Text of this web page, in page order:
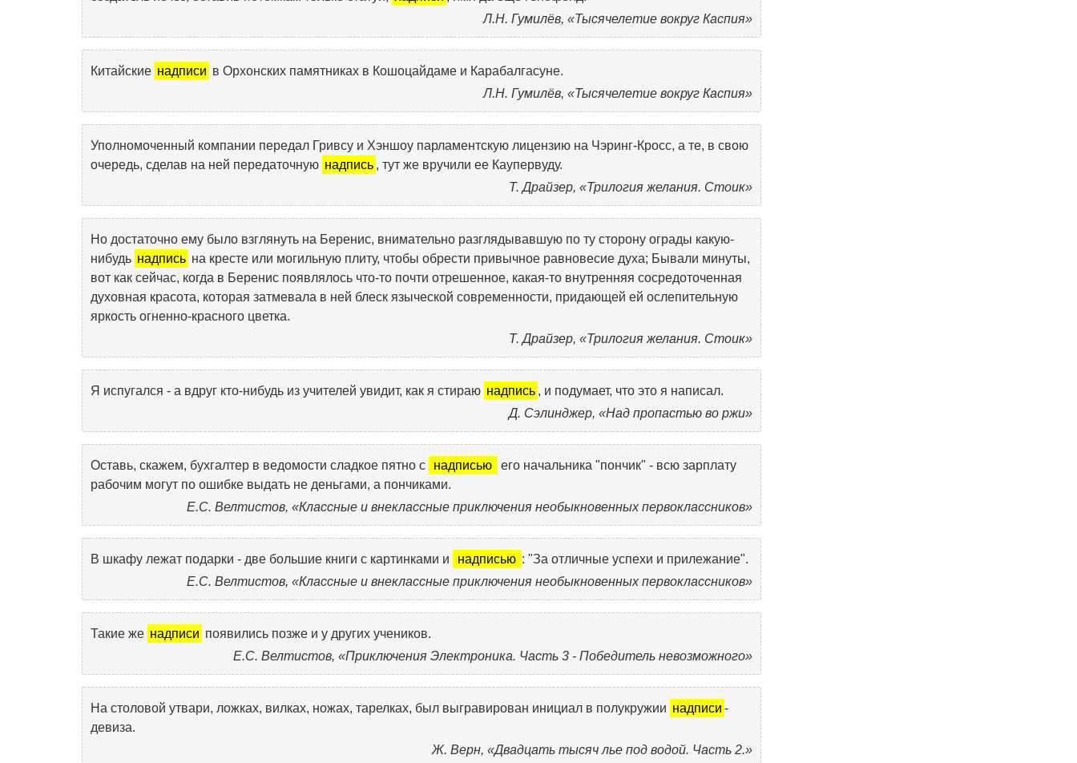
Л.Н. Гумилёв, «Тысячелетие вокруг Каспия»
Китайские надписи в Орхонских памятниках в Кошоцайдаме и Карабалгасуне.
Л.Н. Гумилёв, «Тысячелетие вокруг Каспия»
Уполномоченный компании передал Гривсу и Хэншоу парламентскую лицензию на Чэринг-Кросс, а те, в свою
очередь, сделав на ней передаточную надпись , тут же вручили ее Каупервуду.
Т. Драйзер, «Трилогия желания. Стоик»
Но достаточно ему было взглянуть на Беренис, внимательно разглядывавшую по ту сторону ограды какую-
нибудь надпись на кресте или могильную плиту, чтобы обрести привычное равновесие духа; Бывали минуты,
вот как сейчас, когда в Беренис появлялось что-то почти отрешенное, какая-то внутренняя сосредоточенная
духовная красота, которая затмевала в ней блеск языческой современности, придающей ей ослепительную
яркость огненно-красного цветка.
Т. Драйзер, «Трилогия желания. Стоик»
Я испугался - а вдруг кто-нибудь из учителей увидит, как я стираю надпись , и подумает, что это я написал.
Д. Сэлинджер, «Над пропастью во ржи»
Оставь, скажем, бухгалтер в ведомости сладкое пятно с надписью
его начальника "пончик" - всю зарплату
рабочим могут по ошибке выдать не деньгами, а пончиками.
Е.С. Велтистов, «Классные и внеклассные приключения необыкновенных первоклассников»
В шкафу лежат подарки - две большие книги с картинками и надписью : "За отличные успехи и прилежание".
Е.С. Велтистов, «Классные и внеклассные приключения необыкновенных первоклассников»
Такие же надписи появились позже и у других учеников.
Е.С. Велтистов, «Приключения Электроника. Часть 3 - Победитель невозможного»
На столовой утвари, ложках, вилках, ножах, тарелках, был выгравирован инициал в полукружии надписи -
девиза.
Ж. Верн, «Двадцать тысяч лье под водой. Часть 2.»